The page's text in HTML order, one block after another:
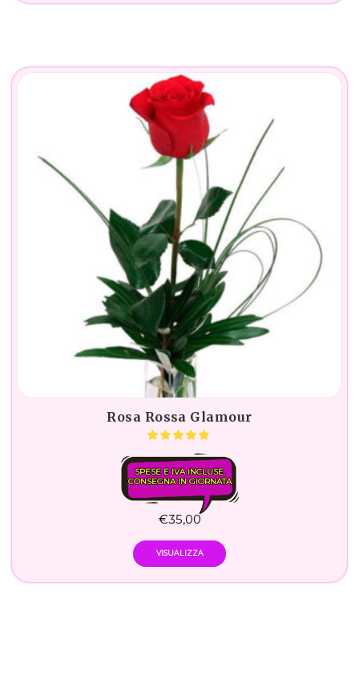
Rosa Rossa Glamour
SPESE E IVA INCLUSE.
CONSEGNA IN GIORNATA
€35,00
VISUALIZZA